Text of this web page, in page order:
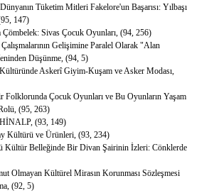
Tüketim Mitleri Fakelore'un Başarısı: Yılbaşı
147)
Sivas Çocuk Oyunları, (94, 256)
Gelişimine Paralel Olarak "Alan
Düşünme, (94, 5)
Askerî Giyim-Kuşam ve Asker Modası,
Folklorunda Çocuk Oyunları ve Bu Oyunların Yaşam
(95, 263)
(93, 149)
Kültürü ve Ürünleri, (93, 234)
Kültür Belleğinde Bir Divan Şairinin İzleri: Cönklerde
Olmayan Kültürel Mirasın Korunması Sözleşmesi
(92, 5)